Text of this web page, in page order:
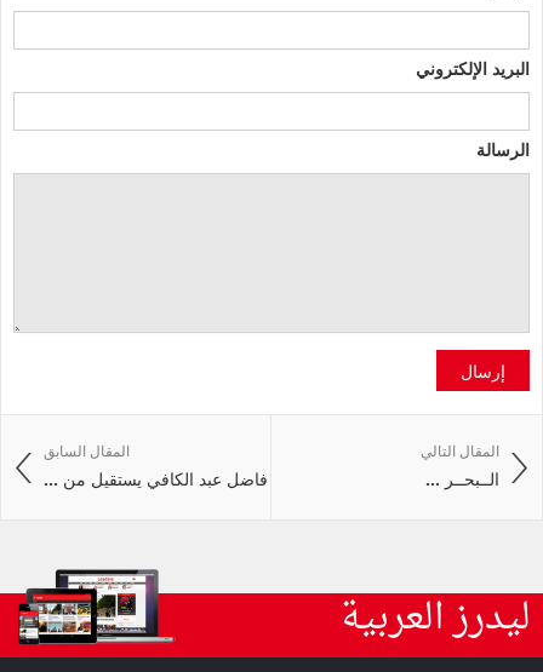
البريد الإلكتروني
الرسالة
إرسال
المقال السابق
فاضل عبد الكافي يستقيل من ...
المقال التالي
الــبحــر ...
ليدرز العربية